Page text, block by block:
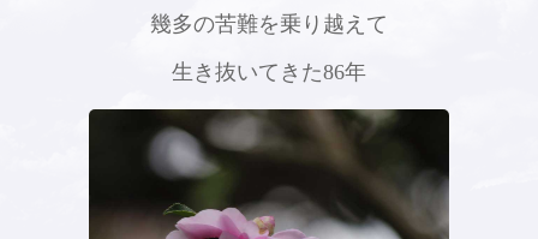
幾多の苦難を乗り越えて
生き抜いてきた86年